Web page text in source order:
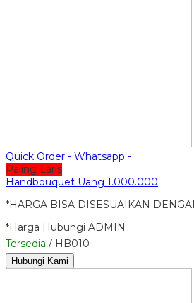
Quick Order - Whatsapp -
Paling Laris
Handbouquet Uang 1.000.000
*HARGA BISA DISESUAIKAN
*Harga Hubungi ADMIN
Tersedia / HB010
Hubungi Kami